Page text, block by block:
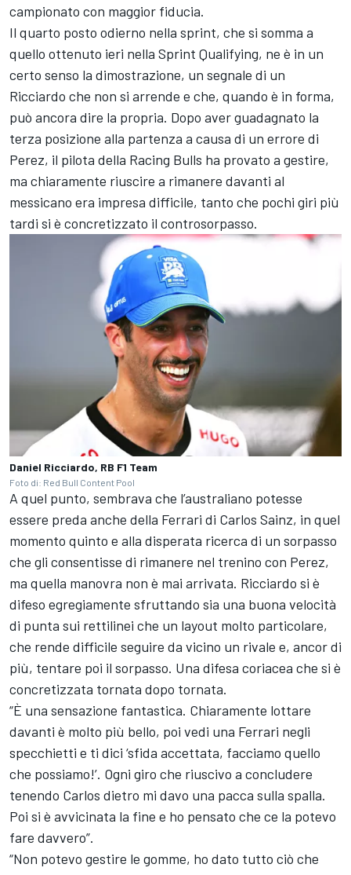
campionato con maggior fiducia.
Il quarto posto odierno nella sprint, che si somma a
quello ottenuto ieri nella Sprint Qualifying, ne è in un
certo senso la dimostrazione, un segnale di un
Ricciardo che non si arrende e che, quando è in forma,
può ancora dire la propria. Dopo aver guadagnato la
terza posizione alla partenza a causa di un errore di
Perez, il pilota della Racing Bulls ha provato a gestire,
ma chiaramente riuscire a rimanere davanti al
messicano era impresa difficile, tanto che pochi giri più
tardi si è concretizzato il controsorpasso.
Daniel Ricciardo, RB F1 Team
Foto di: Red Bull Content Pool
A quel punto, sembrava che l’australiano potesse
essere preda anche della Ferrari di Carlos Sainz, in quel
momento quinto e alla disperata ricerca di un sorpasso
che gli consentisse di rimanere nel trenino con Perez,
ma quella manovra non è mai arrivata. Ricciardo si è
difeso egregiamente sfruttando sia una buona velocità
di punta sui rettilinei che un layout molto particolare,
che rende difficile seguire da vicino un rivale e, ancor di
più, tentare poi il sorpasso. Una difesa coriacea che si è
concretizzata tornata dopo tornata.
“È una sensazione fantastica. Chiaramente lottare
davanti è molto più bello, poi vedi una Ferrari negli
specchietti e ti dici ‘sfida accettata, facciamo quello
che possiamo!’. Ogni giro che riuscivo a concludere
tenendo Carlos dietro mi davo una pacca sulla spalla.
Poi si è avvicinata la fine e ho pensato che ce la potevo
fare davvero”.
“Non potevo gestire le gomme, ho dato tutto ciò che